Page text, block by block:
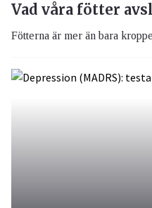
Vad våra fötter
Fötterna är mer än bara